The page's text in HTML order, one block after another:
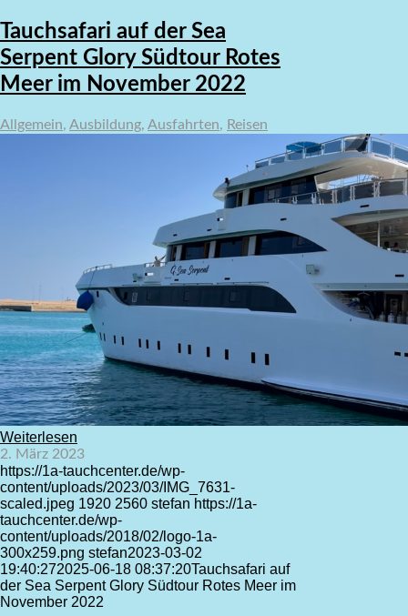
Tauchsafari auf der Sea
Serpent Glory Südtour Rotes
Meer im November 2022
Allgemein, Ausbildung, Ausfahrten, Reisen
Weiterlesen
2. März 2023
https://1a-tauchcenter.de/wp-
content/uploads/2023/03/IMG_7631-
scaled.jpeg 1920 2560 stefan https://1a-
tauchcenter.de/wp-
content/uploads/2018/02/logo-1a-
300x259.png stefan2023-03-02
19:40:272025-06-18 08:37:20Tauchsafari auf
der Sea Serpent Glory Südtour Rotes Meer im
November 2022